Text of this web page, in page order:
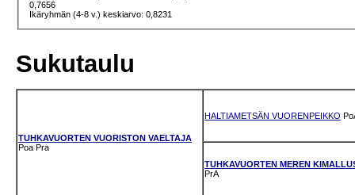
0,7656
Ikäryhmän (4-8 v.) keskiarvo: 0,8231
Sukutaulu
TUHKAVUORTEN VUORISTON VAELTAJA
Poa Pra
HALTIAMETSÄN VUORENPEIKKO
TUHKAVUORTEN MEREN
PrA